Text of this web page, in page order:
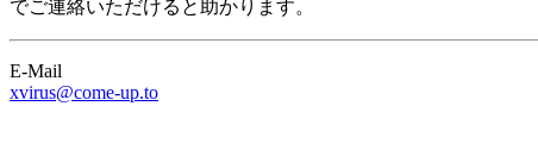
でご連絡いただけると助かります。
E-Mail
xvirus@come-up.to